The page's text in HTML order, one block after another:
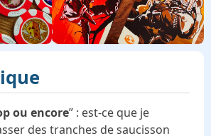
ou encore” : est-ce que je
des tranches de saucisson